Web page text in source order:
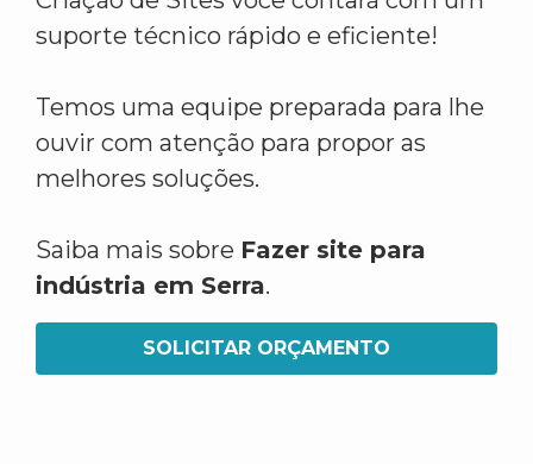
suporte técnico rápido e eficiente!
Temos uma equipe preparada para lhe
ouvir com atenção para propor as
melhores soluções.
Saiba mais sobre Fazer site para
indústria em Serra.
SOLICITAR ORÇAMENTO